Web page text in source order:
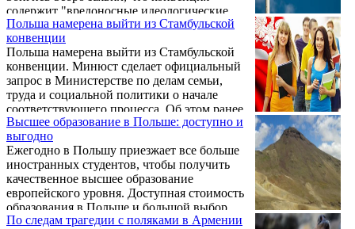
содержит "вредоносные идеологические
положения", предполагающие, что
"биология не определяет стать человека, и
что это вопрос общественно-
культурологического выбора каждого".
Польша намерена выйти из Стамбульской
конвенции
Польша намерена выйти из Стамбульской
конвенции. Минюст сделает официальный
запрос в Министерстве по делам семьи,
труда и социальной политики о начале
соответствующего процесса. Об этом ранее
заявил министр юстиции Польши Збигнев
Зёбро. По его словам, Стамбульская
конвенция содержит «вредоносные
идеологические положения», передает
«Радио Польша».
Высшее образование в Польше: доступно и
выгодно
Ежегодно в Польшу приезжает все больше
иностранных студентов, чтобы получить
качественное высшее образование
европейского уровня. Доступная стоимость
образования в Польше и большой выбор
ВУЗов привлекает абитуриентов из разных
По следам трагедии с поляками в Армении